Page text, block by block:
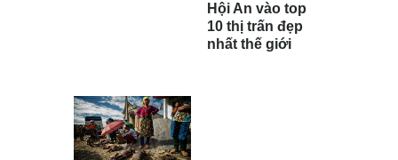
Hội An vào top
10 thị trấn đẹp
nhất thế giới